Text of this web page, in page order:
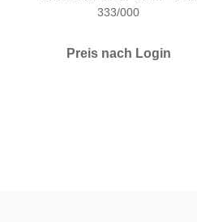
333/000
Preis nach Login